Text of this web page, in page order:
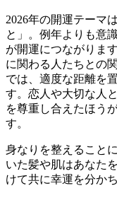
2026年の開運テーマ
と」。例年よりも意
が開運につながりま
に関わる人たちとの
では、適度な距離を
す。恋人や大切な人
を尊重し合えたほう
す。
身なりを整えること
いた髪や肌はあなた
けて共に幸運を分か